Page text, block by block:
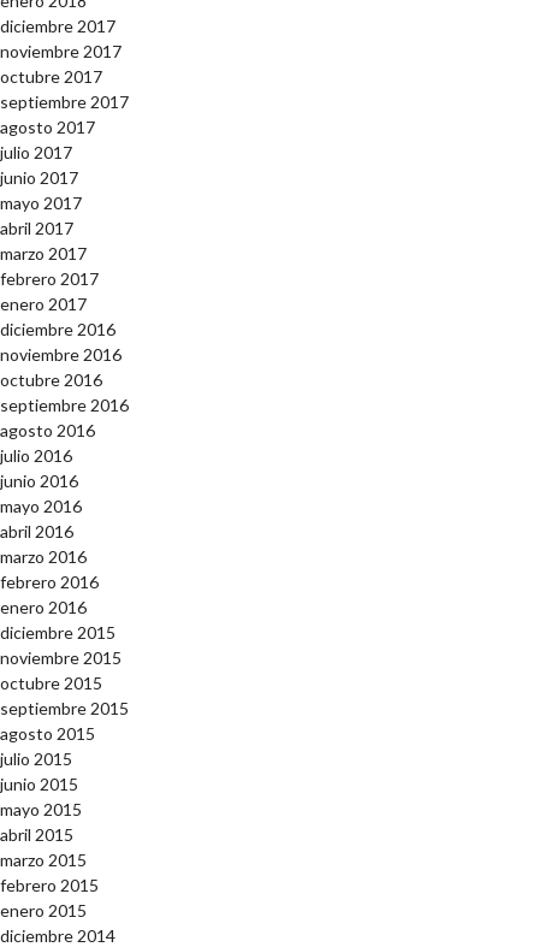
diciembre 2017
noviembre 2017
octubre 2017
septiembre 2017
agosto 2017
julio 2017
junio 2017
mayo 2017
abril 2017
marzo 2017
febrero 2017
enero 2017
diciembre 2016
noviembre 2016
octubre 2016
septiembre 2016
agosto 2016
julio 2016
junio 2016
mayo 2016
abril 2016
marzo 2016
febrero 2016
enero 2016
diciembre 2015
noviembre 2015
octubre 2015
septiembre 2015
agosto 2015
julio 2015
junio 2015
mayo 2015
abril 2015
marzo 2015
febrero 2015
enero 2015
diciembre 2014